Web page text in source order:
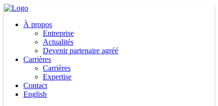
À propos
Entreprise
Actualités
Devenir partenaire agréé
Carrières
Carrières
Expertise
Contact
English